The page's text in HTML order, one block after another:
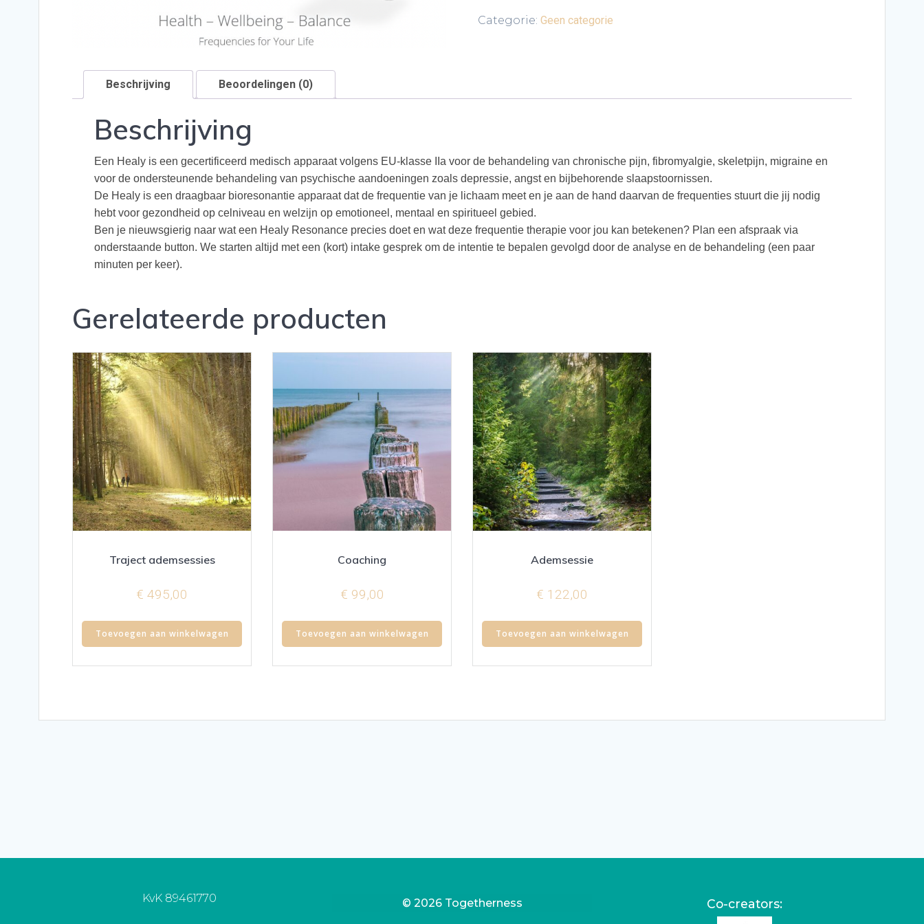
Categorie: Geen categorie
Beschrijving Beoordelingen (0)
Beschrijving
Een Healy is een gecertificeerd medisch apparaat volgens EU-klasse IIa voor de behandeling van chronische pijn, fibromyalgie, skeletpijn, migraine en
voor de ondersteunende behandeling van psychische aandoeningen zoals depressie, angst en bijbehorende slaapstoornissen.
De Healy is een draagbaar bioresonantie apparaat dat de frequentie van je lichaam meet en je aan de hand daarvan de frequenties stuurt die jij nodig
hebt voor gezondheid op celniveau en welzijn op emotioneel, mentaal en spiritueel gebied.
Ben je nieuwsgierig naar wat een Healy Resonance precies doet en wat deze frequentie therapie voor jou kan betekenen? Plan een afspraak via
onderstaande button. We starten altijd met een (kort) intake gesprek om de intentie te bepalen gevolgd door de analyse en de behandeling (een paar
minuten per keer).
Gerelateerde producten
Traject ademsessies
€ 495,00
Toevoegen aan winkelwagen
Coaching
€ 99,00
Toevoegen aan winkelwagen
Ademsessie
€ 122,00
Toevoegen aan winkelwagen
KvK 89461770 © 2026 Togetherness Co-creators: